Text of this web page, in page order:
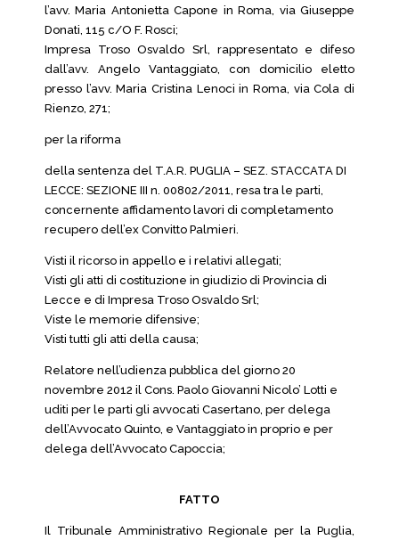
l’avv. Maria Antonietta Capone in Roma, via Giuseppe
Donati, 115 c/O F. Rosci;
Impresa Troso Osvaldo Srl, rappresentato e difeso
dall’avv. Angelo Vantaggiato, con domicilio eletto
presso l’avv. Maria Cristina Lenoci in Roma, via Cola di
Rienzo, 271;
per la riforma
della sentenza del T.A.R. PUGLIA – SEZ. STACCATA DI
LECCE: SEZIONE III n. 00802/2011, resa tra le parti,
concernente affidamento lavori di completamento
recupero dell’ex Convitto Palmieri.
Visti il ricorso in appello e i relativi allegati;
Visti gli atti di costituzione in giudizio di Provincia di
Lecce e di Impresa Troso Osvaldo Srl;
Viste le memorie difensive;
Visti tutti gli atti della causa;
Relatore nell’udienza pubblica del giorno 20
novembre 2012 il Cons. Paolo Giovanni Nicolo’ Lotti e
uditi per le parti gli avvocati Casertano, per delega
dell’Avvocato Quinto, e Vantaggiato in proprio e per
delega dell’Avvocato Capoccia;
FATTO
Il Tribunale Amministrativo Regionale per la Puglia,